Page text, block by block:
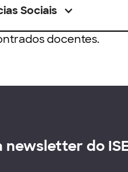
Sociais
docentes.
newsletter do